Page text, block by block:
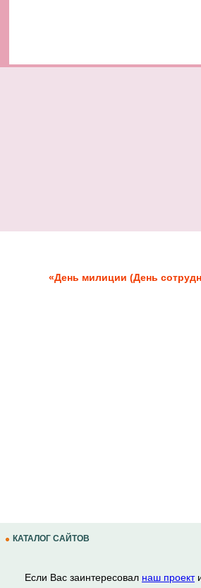
«День милиции (День
КАТАЛОГ САЙТОВ
Если Вас заинтересовал наш проект